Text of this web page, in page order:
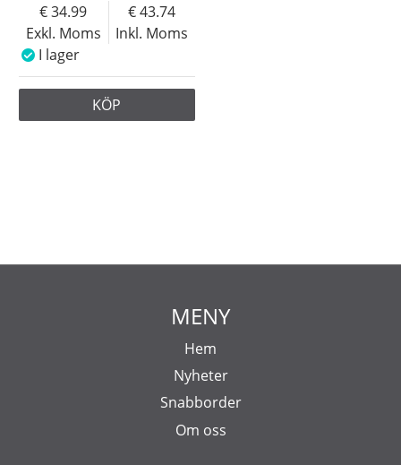
Exkl. Moms
34.99
Inkl. Moms
43.74
I lager
KÖP
MENY
Hem
Nyheter
Snabborder
Om oss